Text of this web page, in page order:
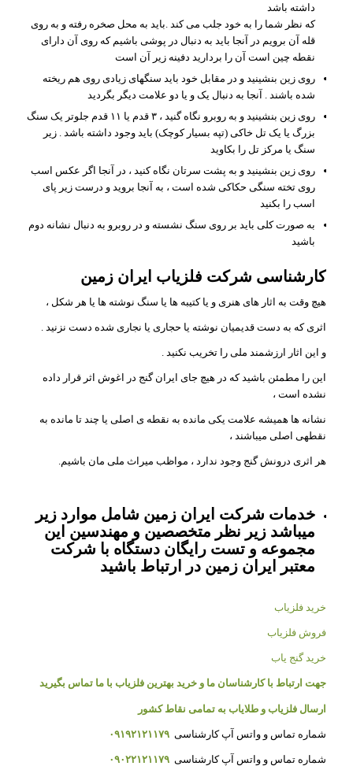
داشته باشد
که نظر شما را به خود جلب می کند .باید به محل صخره رفته و به روی
قله آن برویم در آنجا باید به دنبال در پوشی باشیم که روی آن دارای
نقطه چین است آن را بردارید دفینه زیر آن است
روی زین بنشینید و در مقابل خود باید سنگهای زیادی روی هم ریخته
شده باشند . آنجا به دنبال یک و یا دو علامت دیگر بگردید
روی زین بنشینید و به روبرو نگاه گنید ، ۳ قدم یا ۱۱ قدم جلوتر یک سنگ
بزرگ یا یک تل خاکی (تپه بسیار کوچک) باید وجود داشته باشد . زیر
سنگ یا مرکز تل را بکاوید
روی زین بنشینید و به پشت سرتان نگاه کنید ، در آنجا اگر عکس اسب
روی تخته سنگی حکاکی شده است ، به آنجا بروید و درست زیر پای
اسب را بکنید
به صورت کلی باید بر روی سنگ نشسته و در روبرو به دنبال نشانه دوم
باشید
کارشناسی شرکت فلزیاب ایران زمین
هیچ وقت به اثار های هنری و یا کتیبه ها یا سنگ نوشته ها یا هر شکل ،
اثری که به دست قدیمیان نوشته یا حجاری یا نجاری شده دست نزنید .
و این اثار ارزشمند ملی را تخریب نکنید .
این را مطمئن باشید که در هیچ جای ایران گنج در اغوش اثر قرار داده
نشده است ،
نشانه ها همیشه علامت یکی مانده به نقطه ی اصلی یا چند تا مانده به
نقطهی اصلی میباشند ،
هر اثری درونش گنج وجود ندارد ، مواظب میراث ملی مان باشیم.
خدمات شرکت ایران زمین شامل موارد زیر
میباشد زیر نظر متخصصین و مهندسین این
مجموعه و تست رایگان دستگاه با شرکت
معتبر ایران زمین در ارتباط باشید
خرید فلزیاب
فروش فلزیاب
خرید گنج یاب
جهت ارتباط با کارشناسان ما و خرید بهترین فلزیاب با ما تماس بگیرید
ارسال فلزیاب و طلایاب به تمامی نقاط کشور
شماره تماس و واتس آپ کارشناسی ۰۹۱۹۲۱۲۱۱۷۹
شماره تماس و واتس آپ کارشناسی ۰۹۰۲۲۱۲۱۱۷۹